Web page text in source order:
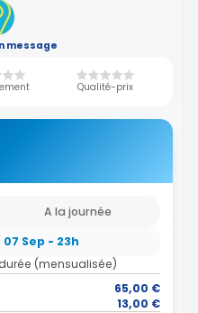
message
Qualité-prix
A la journée
07 Sep - 23h
(mensualisée)
65,00 €
13,00 €